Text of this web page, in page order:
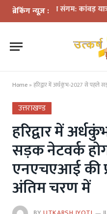
ब्रेकिंग न्यूज़ :
का संगम: कांवड़ यात्रा में
Home » हरिद्वार में अर्धकुंभ-2027 से पहले सड़क
उत्तराखण्ड
हरिद्वार में
सड़क नेटवर्क
एनएचएआई की
अंतिम चरण में